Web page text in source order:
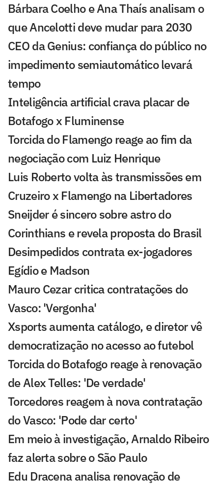
Bárbara Coelho e Ana Thaís analisam o
que Ancelotti deve mudar para 2030
CEO da Genius: confiança do público no
impedimento semiautomático levará
tempo
Inteligência artificial crava placar de
Botafogo x Fluminense
Torcida do Flamengo reage ao fim da
negociação com Luiz Henrique
Luis Roberto volta às transmissões em
Cruzeiro x Flamengo na Libertadores
Sneijder é sincero sobre astro do
Corinthians e revela proposta do Brasil
Desimpedidos contrata ex-jogadores
Egídio e Madson
Mauro Cezar critica contratações do
Vasco: 'Vergonha'
Xsports aumenta catálogo, e diretor vê
democratização no acesso ao futebol
Torcida do Botafogo reage à renovação
de Alex Telles: 'De verdade'
Torcedores reagem à nova contratação
do Vasco: 'Pode dar certo'
Em meio à investigação, Arnaldo Ribeiro
faz alerta sobre o São Paulo
Edu Dracena analisa renovação de